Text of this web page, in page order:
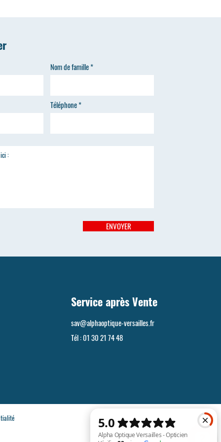
Nom de famille
Téléphone
ENVOYER
Service après Vente
sav@alphaoptique-versailles.fr
Tél :01 30 21 74 48